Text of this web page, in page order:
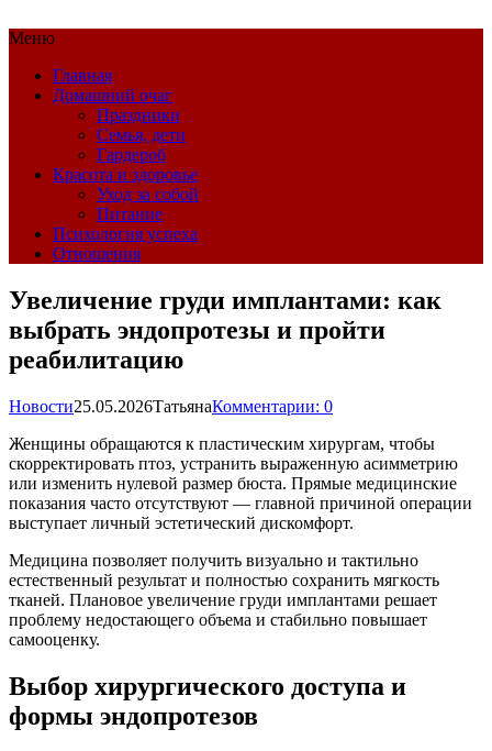
Меню
Главная
Домашний очаг
Праздники
Семья, дети
Гардероб
Красота и здоровье
Уход за собой
Питание
Психология успеха
Отношения
Увеличение груди имплантами: как
выбрать эндопротезы и пройти
реабилитацию
Новости25.05.2026ТатьянаКомментарии: 0
Женщины обращаются к пластическим хирургам, чтобы
скорректировать птоз, устранить выраженную асимметрию
или изменить нулевой размер бюста. Прямые медицинские
показания часто отсутствуют — главной причиной операции
выступает личный эстетический дискомфорт.
Медицина позволяет получить визуально и тактильно
естественный результат и полностью сохранить мягкость
тканей. Плановое увеличение груди имплантами решает
проблему недостающего объема и стабильно повышает
самооценку.
Выбор хирургического доступа и
формы эндопротезов